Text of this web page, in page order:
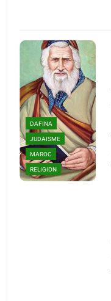
DAFINA
JUDAISME
MAROC
RELIGION